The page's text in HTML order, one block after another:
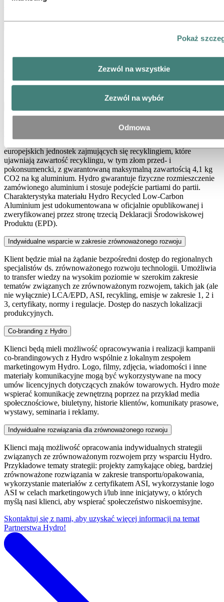
Pokaż
Zezwól na wszystkie
Zezwól na wybór
Odmowa
w zakresie
dążymy do ograniczenia negatywnego wpływu produktów na
środowisko i zdrowie ludzi, wzmacniając pozytywny wpływ na
funkcjonalność produktów i społeczeństwo.
Klienci otrzymują profil i dostawy produktów oparte wyłącznie na
niskowęglowym aluminium z recyklingu Hydro
od lokalnej dostępności). Zakwalifikowane aluminium pochodzi z
europejskich jednostek zajmujących się recyklingiem, które
ujawniają zawartość recyklingu, w tym złom przed- i
pokonsumencki, z gwarantowaną maksymalną zawartością 4,1 kg
CO2 na kg aluminium. Hydro gwarantuje fizyczne rozmieszczenie
zamówionego aluminium i stosuje podejście partiami do partii.
Charakterystyka materiału Hydro Recycled Low-Carbon
Aluminium jest udokumentowana w oficjalnie opublikowanej i
zweryfikowanej przez stronę trzecią Deklaracji Środowiskowej
Produktu (EPD).
Indywidualne wsparcie w zakresie zrównoważonego rozwoju
Klient będzie miał na żądanie bezpośredni dostęp do regionalnych
specjalistów ds. zrównoważonego rozwoju technologii. Umożliwia
to transfer wiedzy na wysokim poziomie w szerokim zakresie
tematów związanych ze zrównoważonym rozwojem, takich jak (ale
nie wyłącznie) LCA/EPD, ASI, recykling, emisje w zakresie 1, 2 i
3, certyfikaty, normy i regulacje. Dostęp do naszych lokalizacji
produkcyjnych.
Co-branding z Hydro
Klienci będą mieli możliwość opracowywania i realizacji kampanii
co-brandingowych z Hydro wspólnie z lokalnym zespołem
marketingowym Hydro. Logo, filmy, zdjęcia, wiadomości i inne
materiały komunikacyjne mogą być wykorzystywane na mocy
umów licencyjnych dotyczących znaków towarowych. Hydro może
wspierać komunikację zewnętrzną poprzez na przykład media
społecznościowe, biuletyny, historie klientów, komunikaty prasowe,
wystawy, seminaria i reklamy.
Indywidualne rozwiązania dla zrównoważonego rozwoju
Klienci mają możliwość opracowania indywidualnych strategii
związanych ze zrównoważonym rozwojem przy wsparciu Hydro.
Przykładowe tematy strategii: projekty zamykające obieg, bardziej
zrównoważone rozwiązania w zakresie transportu/opakowania,
wykorzystanie materiałów z certyfikatem ASI, wykorzystanie logo
ASI w celach marketingowych i/lub inne inicjatywy, o których
myślą nasi klienci, aby wspierać społeczeństwo niskoemisyjne.
Skontaktuj się z nami, aby uzyskać więcej informacji na temat
Partnerstwa Hydro!